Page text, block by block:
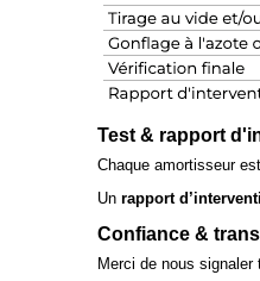
Test & rapport
Chaque amortisseur est
Un rapport
Confiance &
Merci de nous